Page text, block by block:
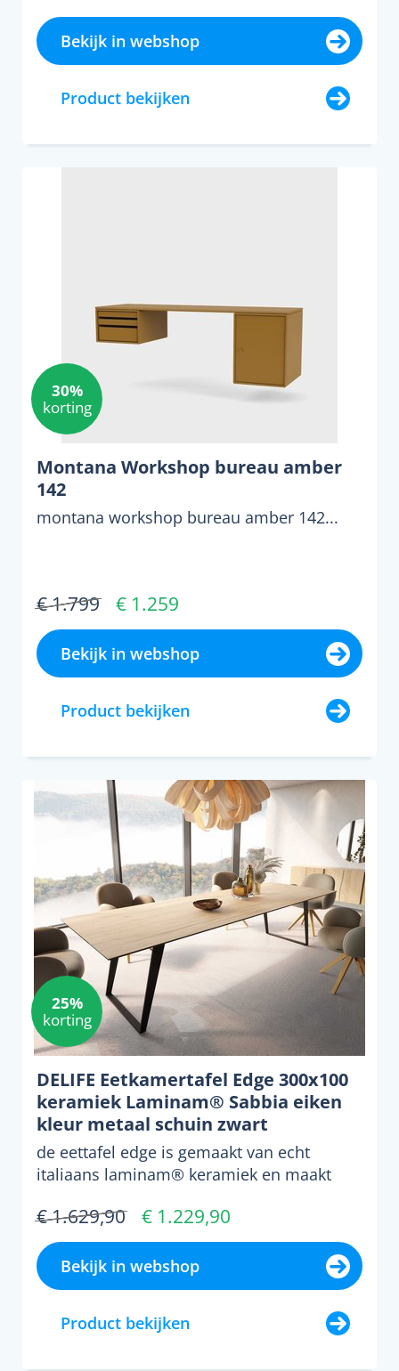
Bekijk in webshop
Product bekijken
30%
korting
Montana Workshop bureau amber
142
montana workshop bureau amber 142...
€ 1.799 € 1.259
Bekijk in webshop
Product bekijken
25%
korting
DELIFE Eetkamertafel Edge 300x100
keramiek Laminam® Sabbia eiken
kleur metaal schuin zwart
de eettafel edge is gemaakt van echt
italiaans laminam® keramiek en maakt
€ 1.629,90 € 1.229,90
Bekijk in webshop
Product bekijken